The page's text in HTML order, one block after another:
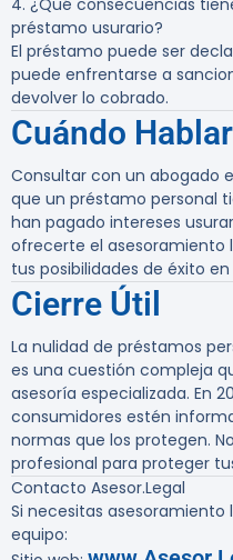
4. ¿Qué consecuencias
préstamo usurario?
El préstamo puede ser
puede enfrentarse a
devolver lo cobrado.
Cuándo
Consultar con un abogado
que un préstamo personal
han pagado intereses
ofrecerte el asesoramiento
tus posibilidades de éxito
Cierre Útil
La nulidad de préstamos
es una cuestión compleja
asesoría especializada. En
consumidores estén
normas que los protegen.
profesional para proteger
Contacto Asesor.Legal
Si necesitas
equipo: